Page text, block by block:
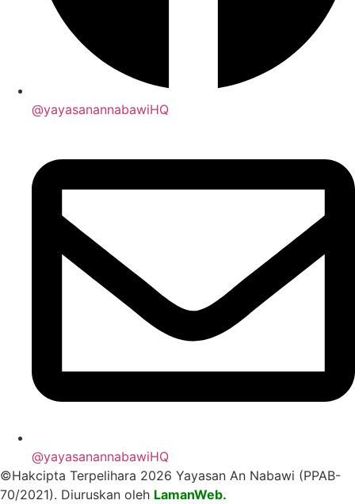
@yayasanannabawiHQ
@yayasanannabawiHQ
©Hakcipta Terpelihara 2026 Yayasan An Nabawi (PPAB-
70/2021). Diuruskan oleh LamanWeb.